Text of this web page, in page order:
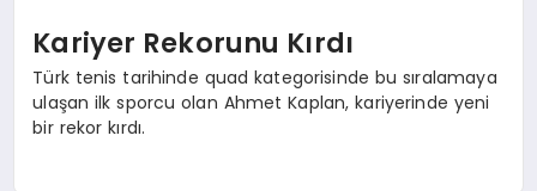
Kariyer Rekorunu Kırdı
Türk tenis tarihinde quad kategorisinde bu sıralamaya
ulaşan ilk sporcu olan Ahmet Kaplan, kariyerinde yeni
bir rekor kırdı.